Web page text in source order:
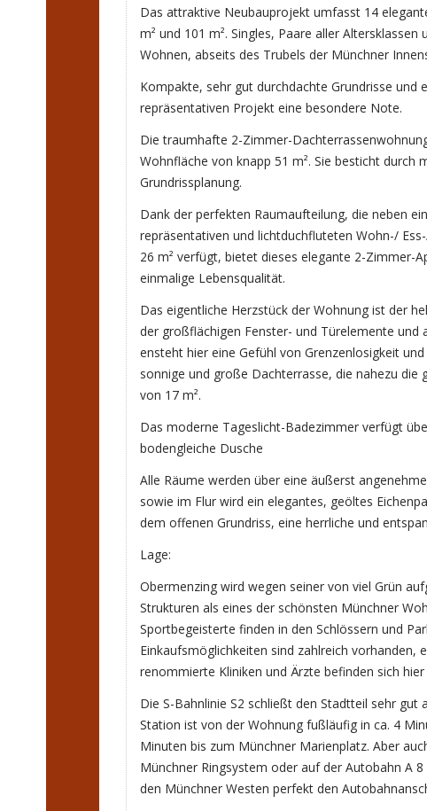
Das attraktive Neubauprojekt umfasst 14
m² und 101 m². Singles, Paare aller
Wohnen, abseits des Trubels der Münchner
Kompakte, sehr gut durchdachte Grundrisse und
repräsentativen Projekt eine besondere Note.
Die traumhafte 2-Zimmer-
Wohnfläche von knapp 51 m². Sie besticht
Grundrissplanung.
Dank der perfekten Raumaufteilung, die neben
repräsentativen und lichtduchfluteten Wohn-/
26 m² verfügt, bietet dieses elegante 2-
einmalige Lebensqualität.
Das eigentliche Herzstück der Wohnung ist der
der großflächigen Fenster- und Türelemente
ensteht hier eine Gefühl von Grenzenlosigkeit
sonnige und große Dachterrasse, die nahezu
von 17 m².
Das moderne Tageslicht-Badezimmer verfügt
bodengleiche Dusche
Alle Räume werden über eine äußerst
sowie im Flur wird ein elegantes, geöltes
dem offenen Grundriss, eine herrliche und
Lage:
Obermenzing wird wegen seiner von viel Grün
Strukturen als eines der schönsten Münchner
Sportbegeisterte finden in den Schlössern und
Einkaufsmöglichkeiten sind zahlreich vorhanden,
renommierte Kliniken und Ärzte befinden sich
Die S-Bahnlinie S2 schließt den Stadtteil sehr
Station ist von der Wohnung fußläufig in ca. 4
Minuten bis zum Münchner Marienplatz. Aber
Münchner Ringsystem oder auf der Autobahn A
den Münchner Westen perfekt den